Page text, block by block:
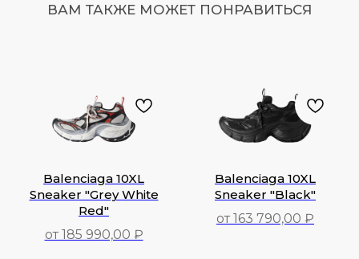
ВАМ ТАКЖЕ МОЖЕТ ПОНРАВИТЬСЯ
Balenciaga 10XL
Sneaker "Grey White
Red"
от 185 990,00 ₽
Balenciaga 10XL
Sneaker "Black"
от 163 790,00 ₽